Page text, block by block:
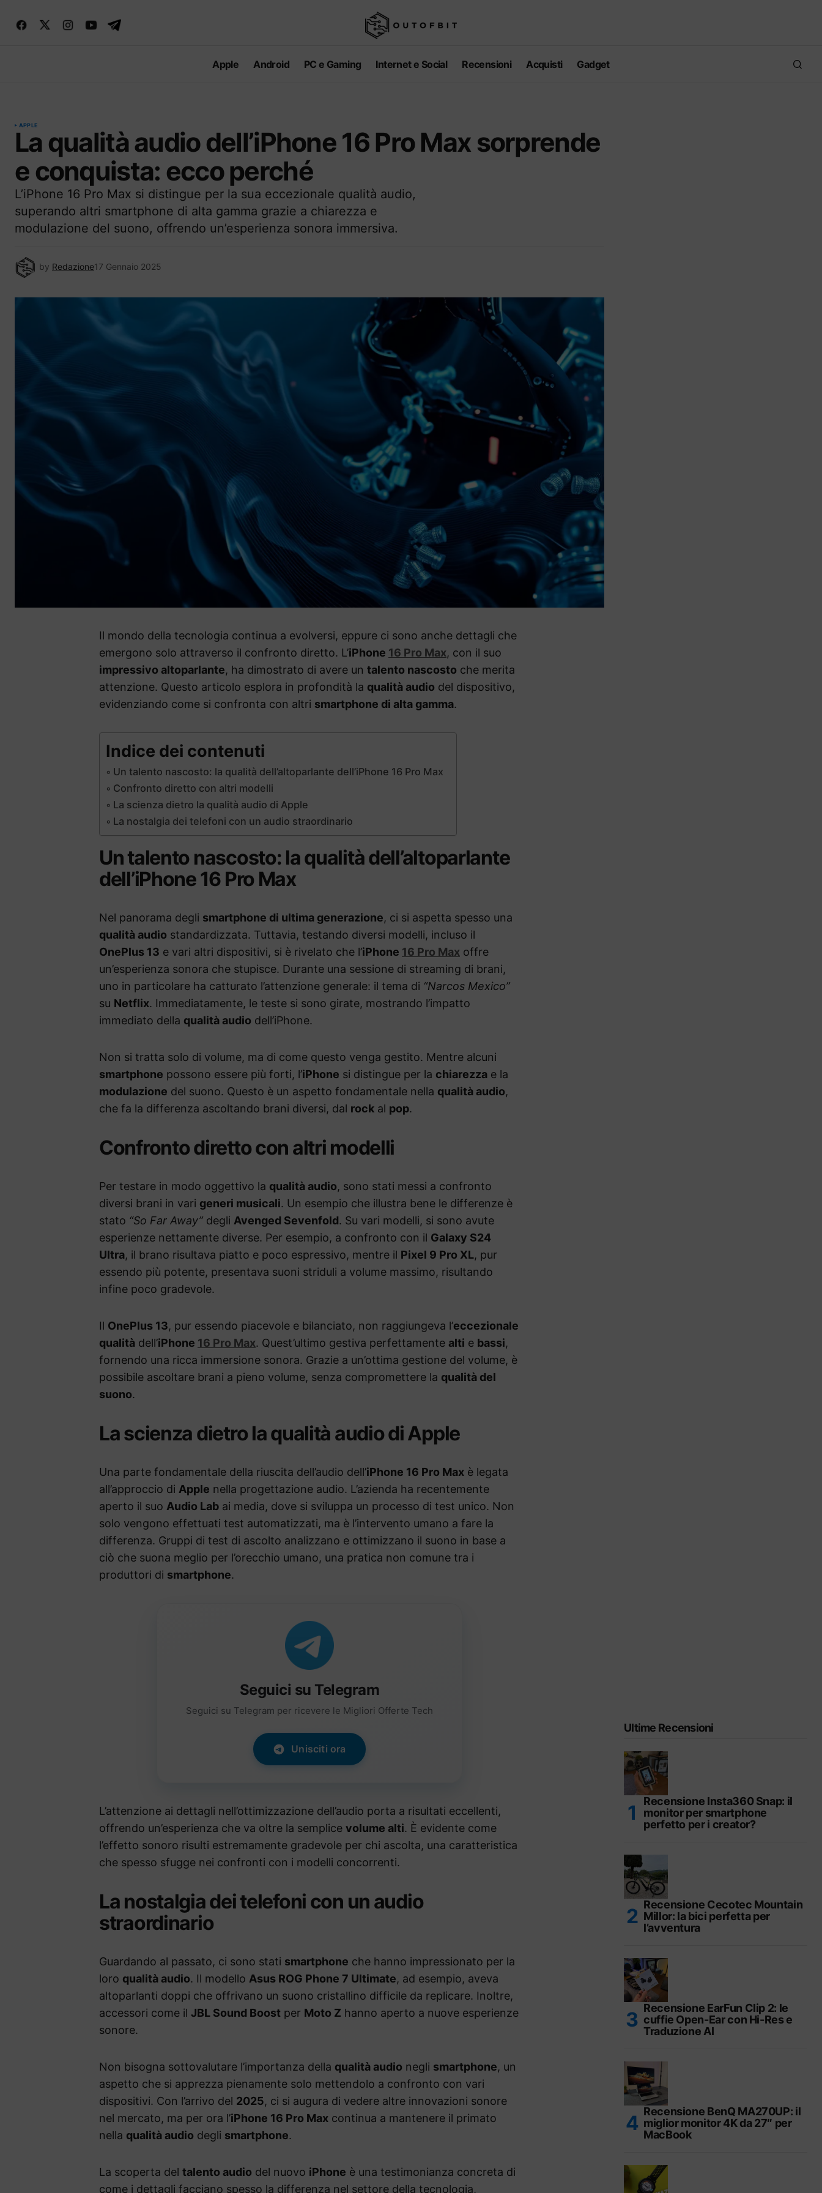
Apple Android PC e Gaming Internet e Social Recensioni Acquisti Gadget
APPLE
La qualità audio dell’iPhone 16 Pro Max sorprende
e conquista: ecco perché
L’iPhone 16 Pro Max si distingue per la sua eccezionale qualità audio,
superando altri smartphone di alta gamma grazie a chiarezza e
modulazione del suono, offrendo un’esperienza sonora immersiva.
by Redazione17 Gennaio 2025
Il mondo della tecnologia continua a evolversi, eppure ci sono anche dettagli che
emergono solo attraverso il confronto diretto. L’iPhone 16 Pro Max, con il suo
impressivo altoparlante, ha dimostrato di avere un talento nascosto che merita
attenzione. Questo articolo esplora in profondità la qualità audio del dispositivo,
evidenziando come si confronta con altri smartphone di alta gamma.
Indice dei contenuti
Un talento nascosto: la qualità dell’altoparlante dell’iPhone 16 Pro Max
Confronto diretto con altri modelli
La scienza dietro la qualità audio di Apple
La nostalgia dei telefoni con un audio straordinario
Un talento nascosto: la qualità dell’altoparlante
dell’iPhone 16 Pro Max
Nel panorama degli smartphone di ultima generazione, ci si aspetta spesso una
qualità audio standardizzata. Tuttavia, testando diversi modelli, incluso il
OnePlus 13 e vari altri dispositivi, si è rivelato che l’iPhone 16 Pro Max offre
un’esperienza sonora che stupisce. Durante una sessione di streaming di brani,
uno in particolare ha catturato l’attenzione generale: il tema di “Narcos Mexico”
su Netflix. Immediatamente, le teste si sono girate, mostrando l’impatto
immediato della qualità audio dell’iPhone.
Non si tratta solo di volume, ma di come questo venga gestito. Mentre alcuni
smartphone possono essere più forti, l’iPhone si distingue per la chiarezza e la
modulazione del suono. Questo è un aspetto fondamentale nella qualità audio,
che fa la differenza ascoltando brani diversi, dal rock al pop.
Confronto diretto con altri modelli
Per testare in modo oggettivo la qualità audio, sono stati messi a confronto
diversi brani in vari generi musicali. Un esempio che illustra bene le differenze è
stato “So Far Away” degli Avenged Sevenfold. Su vari modelli, si sono avute
esperienze nettamente diverse. Per esempio, a confronto con il Galaxy S24
Ultra, il brano risultava piatto e poco espressivo, mentre il Pixel 9 Pro XL, pur
essendo più potente, presentava suoni striduli a volume massimo, risultando
infine poco gradevole.
Il OnePlus 13, pur essendo piacevole e bilanciato, non raggiungeva l’eccezionale
qualità dell’iPhone 16 Pro Max. Quest’ultimo gestiva perfettamente alti e bassi,
fornendo una ricca immersione sonora. Grazie a un’ottima gestione del volume, è
possibile ascoltare brani a pieno volume, senza compromettere la qualità del
suono.
La scienza dietro la qualità audio di Apple
Una parte fondamentale della riuscita dell’audio dell’iPhone 16 Pro Max è legata
all’approccio di Apple nella progettazione audio. L’azienda ha recentemente
aperto il suo Audio Lab ai media, dove si sviluppa un processo di test unico. Non
solo vengono effettuati test automatizzati, ma è l’intervento umano a fare la
differenza. Gruppi di test di ascolto analizzano e ottimizzano il suono in base a
ciò che suona meglio per l’orecchio umano, una pratica non comune tra i
produttori di smartphone.
Seguici su Telegram
Seguici su Telegram per ricevere le Migliori Offerte Tech
Unisciti ora
L’attenzione ai dettagli nell’ottimizzazione dell’audio porta a risultati eccellenti,
offrendo un’esperienza che va oltre la semplice volume alti. È evidente come
l’effetto sonoro risulti estremamente gradevole per chi ascolta, una caratteristica
che spesso sfugge nei confronti con i modelli concorrenti.
La nostalgia dei telefoni con un audio
straordinario
Guardando al passato, ci sono stati smartphone che hanno impressionato per la
loro qualità audio. Il modello Asus ROG Phone 7 Ultimate, ad esempio, aveva
altoparlanti doppi che offrivano un suono cristallino difficile da replicare. Inoltre,
accessori come il JBL Sound Boost per Moto Z hanno aperto a nuove esperienze
sonore.
Non bisogna sottovalutare l’importanza della qualità audio negli smartphone, un
aspetto che si apprezza pienamente solo mettendolo a confronto con vari
dispositivi. Con l’arrivo del 2025, ci si augura di vedere altre innovazioni sonore
nel mercato, ma per ora l’iPhone 16 Pro Max continua a mantenere il primato
nella qualità audio degli smartphone.
La scoperta del talento audio del nuovo iPhone è una testimonianza concreta di
come i dettagli facciano spesso la differenza nel settore della tecnologia,
Ultime Recensioni
Recensione Insta360 Snap: il
monitor per smartphone
perfetto per i creator?
Recensione Cecotec Mountain
Millor: la bici perfetta per
l’avventura
Recensione EarFun Clip 2: le
cuffie Open-Ear con Hi-Res e
Traduzione AI
Recensione BenQ MA270UP: il
miglior monitor 4K da 27″ per
MacBook